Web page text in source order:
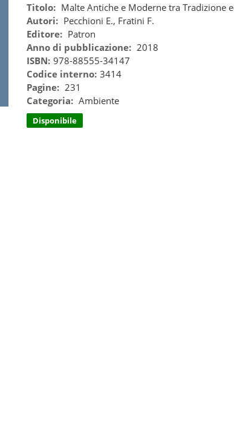
Titolo: Malte Antiche e Moderne tra Tradizione
Autori: Pecchioni E., Fratini F.
Editore: Patron
Anno di pubblicazione: 2018
ISBN: 978-88555-34147
Codice interno: 3414
Pagine: 231
Categoria: Ambiente
Disponibile